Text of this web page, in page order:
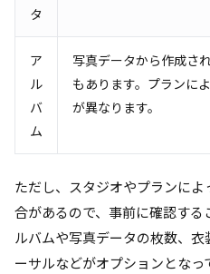
タ
ア
ル
バ
ム
写真データから作成さ
もあります。プランに
が異なります。
ただし、スタジオやプランに
合があるので、事前に確認す
ルバムや写真データの枚数、
ーサルなどがオプションとなっ